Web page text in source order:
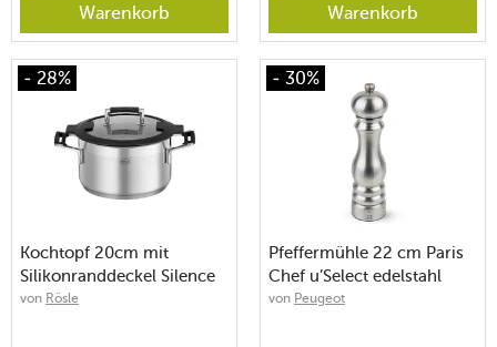
Warenkorb Warenkorb
- 28%
Kochtopf 20cm mit
Silikonranddeckel Silence
Pro
von Rösle
- 30%
Pfeffermühle 22 cm Paris
Chef u’Select edelstahl
von Peugeot